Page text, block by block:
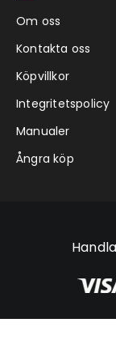
Om oss
Kontakta oss
Köpvillkor
Integritetspolicy
Manualer
Ångra köp